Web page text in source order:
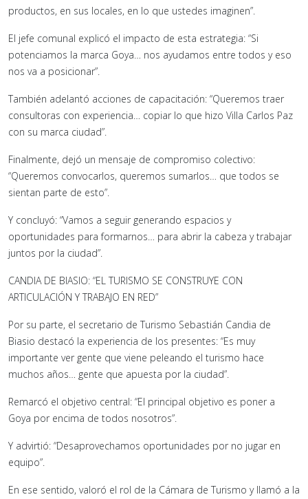
productos, en sus locales, en lo que ustedes imaginen”.
El jefe comunal explicó el impacto de esta estrategia: “Si
potenciamos la marca Goya… nos ayudamos entre todos y eso
nos va a posicionar”.
También adelantó acciones de capacitación: “Queremos traer
consultoras con experiencia… copiar lo que hizo Villa Carlos Paz
con su marca ciudad”.
Finalmente, dejó un mensaje de compromiso colectivo:
“Queremos convocarlos, queremos sumarlos… que todos se
sientan parte de esto”.
Y concluyó: “Vamos a seguir generando espacios y
oportunidades para formarnos… para abrir la cabeza y trabajar
juntos por la ciudad”.
CANDIA DE BIASIO: “EL TURISMO SE CONSTRUYE CON
ARTICULACIÓN Y TRABAJO EN RED”
Por su parte, el secretario de Turismo Sebastián Candia de
Biasio destacó la experiencia de los presentes: “Es muy
importante ver gente que viene peleando el turismo hace
muchos años… gente que apuesta por la ciudad”.
Remarcó el objetivo central: “El principal objetivo es poner a
Goya por encima de todos nosotros”.
Y advirtió: “Desaprovechamos oportunidades por no jugar en
equipo”.
En ese sentido, valoró el rol de la Cámara de Turismo y llamó a la